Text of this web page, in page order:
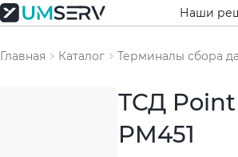
Наши
Главная Каталог Терминалы сбора
ТСД
PM451